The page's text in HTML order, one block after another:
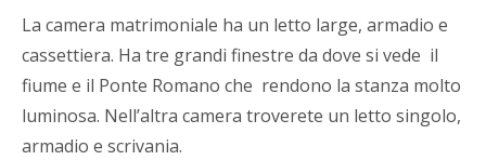
La camera matrimoniale ha un letto large, armadio e
cassettiera. Ha tre grandi finestre da dove si vede il
fiume e il Ponte Romano che rendono la stanza molto
luminosa. Nell’altra camera troverete un letto singolo,
armadio e scrivania.